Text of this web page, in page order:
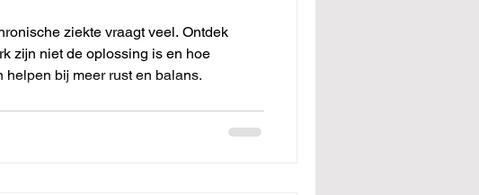
ziekte vraagt veel. Ontdek
zijn niet de oplossing is en hoe
helpen bij meer rust en balans.